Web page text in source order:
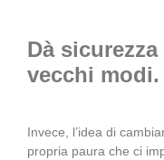
Dà
vecchi modi.
Invece, l’idea di
propria paura che ci